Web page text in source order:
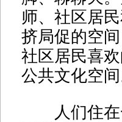
师、社区居
挤局促的空
社区居民喜
公共文化空间
人们住在